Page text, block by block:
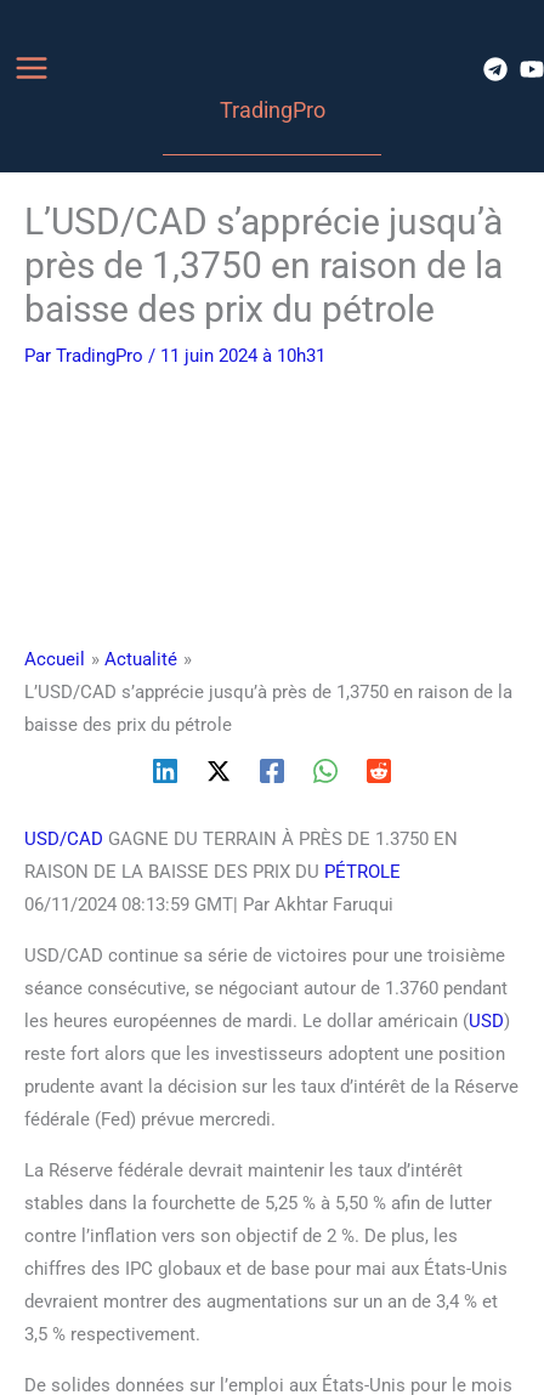
contenu
TradingPro
L’USD/CAD s’apprécie jusqu’à
près de 1,3750 en raison de la
baisse des prix du pétrole
Par TradingPro / 11 juin 2024 à 10h31
Accueil
Actualité
L’USD/CAD s’apprécie jusqu’à près de 1,3750 en raison de la
baisse des prix du pétrole
USD/CAD GAGNE DU TERRAIN À PRÈS DE 1.3750 EN
RAISON DE LA BAISSE DES PRIX DU PÉTROLE
06/11/2024 08:13:59 GMT| Par Akhtar Faruqui
USD/CAD continue sa série de victoires pour une troisième
séance consécutive, se négociant autour de 1.3760 pendant
les heures européennes de mardi. Le dollar américain (USD)
reste fort alors que les investisseurs adoptent une position
prudente avant la décision sur les taux d’intérêt de la Réserve
fédérale (Fed) prévue mercredi.
La Réserve fédérale devrait maintenir les taux d’intérêt
stables dans la fourchette de 5,25 % à 5,50 % afin de lutter
contre l’inflation vers son objectif de 2 %. De plus, les
chiffres des IPC globaux et de base pour mai aux États-Unis
devraient montrer des augmentations sur un an de 3,4 % et
3,5 % respectivement.
De solides données sur l’emploi aux États-Unis pour le mois